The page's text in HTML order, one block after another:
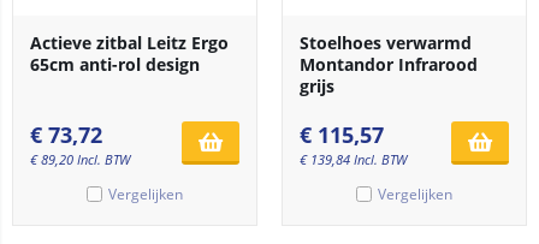
Actieve zitbal Leitz Ergo
65cm anti-rol design
€ 73,72
€89,20 Incl. BTW
Vergelijken
Stoelhoes verwarmd
Montandor Infrarood
grijs
€ 115,57
€ 139,84 Incl. BTW
Vergelijken